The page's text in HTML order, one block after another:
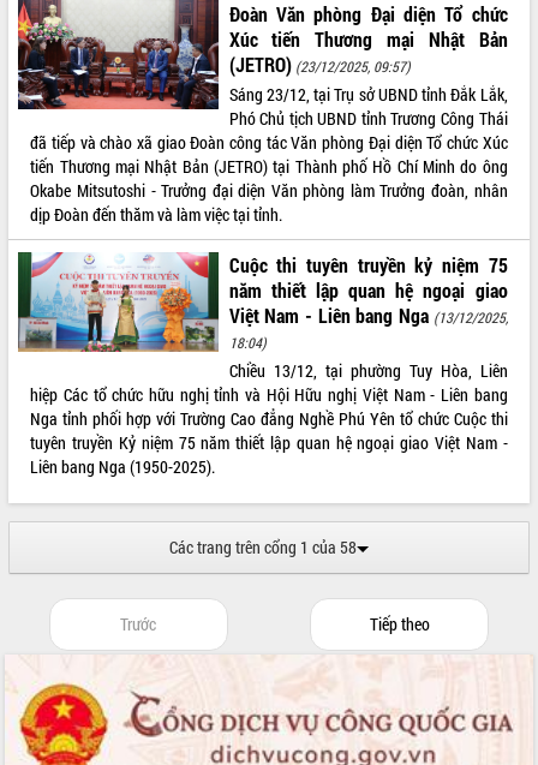
Đoàn Văn phòng Đại diện Tổ chức
Xúc tiến Thương mại Nhật Bản
(JETRO) (23/12/2025, 09:57)
Sáng 23/12, tại Trụ sở UBND tỉnh Đắk Lắk,
Phó Chủ tịch UBND tỉnh Trương Công Thái
đã tiếp và chào xã giao Đoàn công tác Văn phòng Đại diện Tổ chức Xúc
tiến Thương mại Nhật Bản (JETRO) tại Thành phố Hồ Chí Minh do ông
Okabe Mitsutoshi - Trưởng đại diện Văn phòng làm Trưởng đoàn, nhân
dịp Đoàn đến thăm và làm việc tại tỉnh.
Cuộc thi tuyên truyền kỷ niệm 75
năm thiết lập quan hệ ngoại giao
Việt Nam - Liên bang Nga (13/12/2025,
18:04)
Chiều 13/12, tại phường Tuy Hòa, Liên
hiệp Các tổ chức hữu nghị tỉnh và Hội Hữu nghị Việt Nam - Liên bang
Nga tỉnh phối hợp với Trường Cao đẳng Nghề Phú Yên tổ chức Cuộc thi
tuyên truyền Kỷ niệm 75 năm thiết lập quan hệ ngoại giao Việt Nam -
Liên bang Nga (1950-2025).
Các trang trên cổng 1 của 58
Trước Tiếp theo